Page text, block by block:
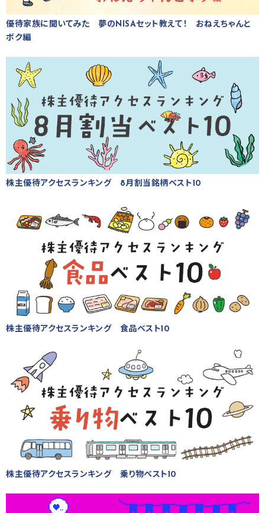
優待家族に聞いてみた 夢のNISAセット教えて！ おねえちゃんと
ボク編
株主優待アクセスランキング 8月割当銘柄ベスト10
株主優待アクセスランキング 食品ベスト10
株主優待アクセスランキング 乗り物ベスト10